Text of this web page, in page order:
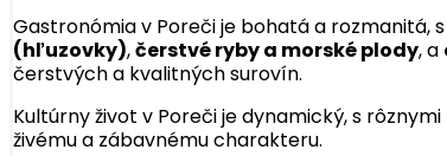
Gastronómia v Poreči je bohatá a rozmanitá,
(hľuzovky),čerstvé ryby a morské plody, a
čerstvých a kvalitných surovín.
Kultúrny život v Poreči je dynamický, s
živému a zábavnému charakteru.